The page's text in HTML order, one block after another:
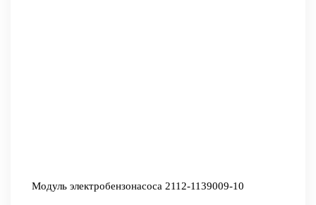
Модуль электробензонасоса 2112-1139009-10